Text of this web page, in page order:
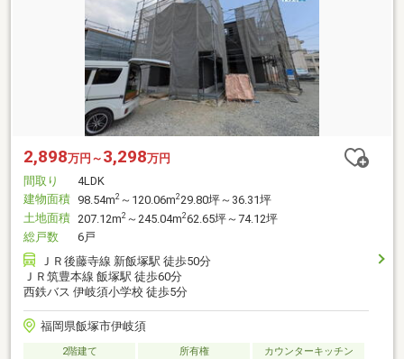
2,898万円～ 3,298万円
間取り
4LDK
建物面積 98.54m2 ～120.06m2 29.80坪～36.31坪
土地面積 207.12m2 ～245.04m262.65坪～74.12坪
総戸数
6戸
ＪＲ後藤寺線 新飯塚駅 徒歩50分
ＪＲ筑豊本線 飯塚駅 徒歩60分
西鉄バス 伊岐須小学校 徒歩5分
福岡県飯塚市伊岐須
2階建て 所有権
カウンターキッチン